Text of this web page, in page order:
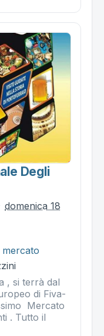
Degli
domenica 18
, si terrà dal
di Fiva-
Mercato
. Tutto il